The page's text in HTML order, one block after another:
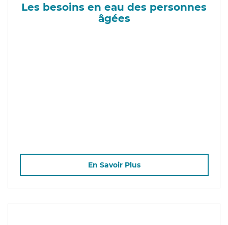
Les besoins en eau des personnes
âgées
En Savoir Plus